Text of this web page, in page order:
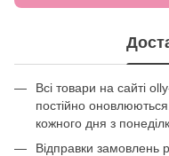
Всі товари на сайті
постійно
кожного дня з
Відправки замовлень